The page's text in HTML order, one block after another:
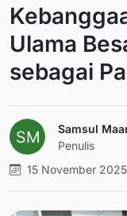
Ulama
sebagai
Samsul
Penulis
15 November 2025